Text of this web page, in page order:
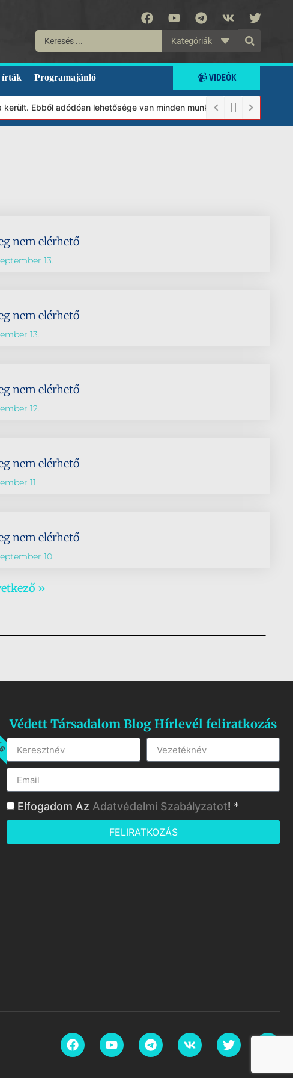
Kategóriák
írták Programajánló 📹 VIDEÓK
Ebből adódóan lehetősége van minden munkánkat segíteni
nem elérhető
13.
nem elérhető
13.
nem elérhető
12.
nem elérhető
11.
nem elérhető
10.
»
Védett Társadalom Blog Hírlevél feliratkozás
Elfogadom Az Adatvédelmi Szabályzatot! *
FELIRATKOZÁS